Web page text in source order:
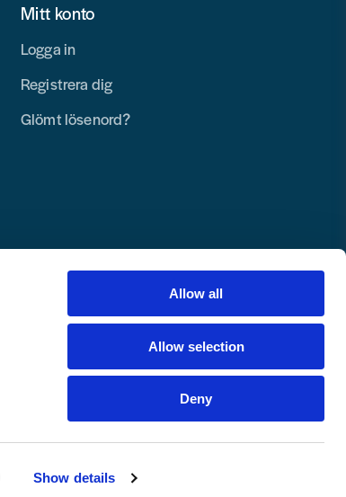
Show details
Allow all
Allow selection
Deny
Mitt konto
Logga in
Registrera dig
Glömt lösenord?
Copyright © 2025 Toolab Verktyg AB.